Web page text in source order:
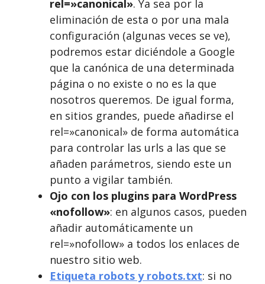
rel=»canonical». Ya sea por la
eliminación de esta o por una mala
configuración (algunas veces se ve),
podremos estar diciéndole a Google
que la canónica de una determinada
página o no existe o no es la que
nosotros queremos. De igual forma,
en sitios grandes, puede añadirse el
rel=»canonical» de forma automática
para controlar las urls a las que se
añaden parámetros, siendo este un
punto a vigilar también.
Ojo con los plugins para WordPress
«nofollow»: en algunos casos, pueden
añadir automáticamente un
rel=»nofollow» a todos los enlaces de
nuestro sitio web.
Etiqueta robots y robots.txt: si no